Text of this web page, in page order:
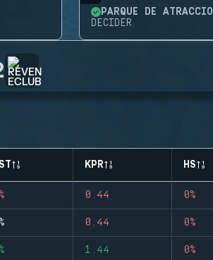
DECIDER
KPR HS
0.44 0%
0.44 0%
1.44 0%